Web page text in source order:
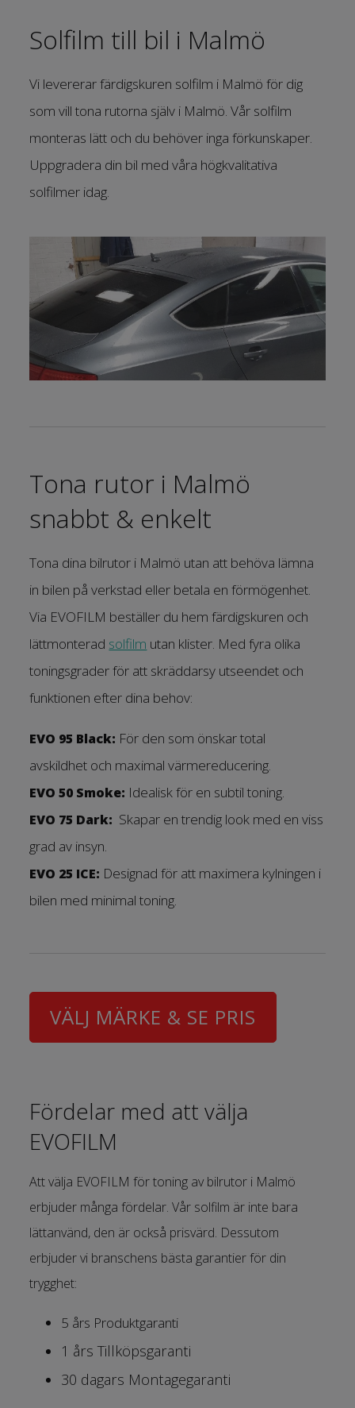
Solfilm till bil i Malmö
Vi levererar färdigskuren solfilm i Malmö för dig
som vill tona rutorna själv i Malmö. Vår solfilm
monteras lätt och du behöver inga förkunskaper.
Uppgradera din bil med våra högkvalitativa
solfilmer idag.
Tona rutor i Malmö
snabbt & enkelt
Tona dina bilrutor i Malmö utan att behöva lämna
in bilen på verkstad eller betala en förmögenhet.
Via EVOFILM beställer du hem färdigskuren och
lättmonterad solfilm utan klister. Med fyra olika
toningsgrader för att skräddarsy utseendet och
funktionen efter dina behov:
EVO 95 Black: För den som önskar total
avskildhet och maximal värmereducering.
EVO 50 Smoke: Idealisk för en subtil toning.
EVO 75 Dark: Skapar en trendig look med en viss
grad av insyn.
EVO 25 ICE: Designad för att maximera kylningen i
bilen med minimal toning.
VÄLJ MÄRKE & SE PRIS
Fördelar med att välja
EVOFILM
Att välja EVOFILM för toning av bilrutor i Malmö
erbjuder många fördelar. Vår solfilm är inte bara
lättanvänd, den är också prisvärd. Dessutom
erbjuder vi branschens bästa garantier för din
trygghet:
5 års Produktgaranti
1 års Tillköpsgaranti
30 dagars Montagegaranti